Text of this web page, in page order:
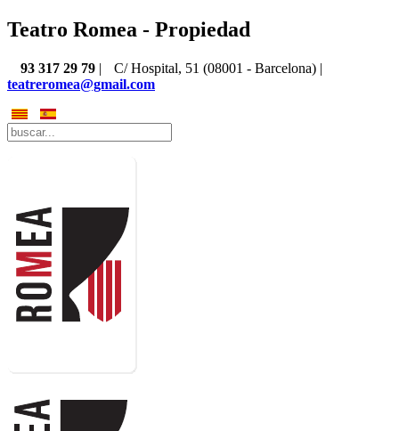
Teatro Romea - Propiedad
93 317 29 79 |
C/ Hospital, 51 (08001 - Barcelona) |
teatreromea@gmail.com